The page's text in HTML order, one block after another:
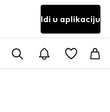
Idi u aplikaciju